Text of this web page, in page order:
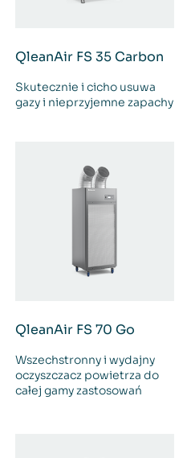
QleanAir FS 35 Carbon
Skutecznie i cicho usuwa
gazy i nieprzyjemne zapachy
QleanAir FS 70 Go
Wszechstronny i wydajny
oczyszczacz powietrza do
całej gamy zastosowań